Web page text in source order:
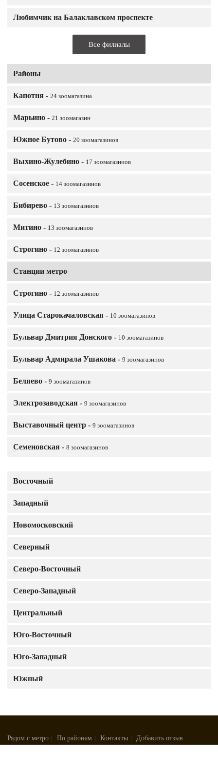
Районы
Капотня - 24 зоомагазина
Марьино - 21 зоомагазин
Южное Бутово - 20 зоомагазинов
Выхино-Жулебино - 17 зоомагазинов
Сосенское - 14 зоомагазинов
Бибирево - 13 зоомагазинов
Митино - 13 зоомагазинов
Строгино - 12 зоомагазинов
Станции метро
Строгино - 12 зоомагазинов
Улица Старокачаловская - 10 зоомагазинов
Бульвар Дмитрия Донского - 10 зоомагазинов
Бульвар Адмирала Ушакова - 9 зоомагазинов
Беляево - 9 зоомагазинов
Электрозаводская - 9 зоомагазинов
Выставочный центр - 9 зоомагазинов
Семеновская - 8 зоомагазинов
Восточный
Западный
Новомосковский
Северный
Северо-Восточный
Северо-Западный
Центральный
Юго-Восточный
Юго-Западный
Южный
Любимчик на Балаклавском проспекте
Все филиалы
Рядом с метро По районам Контакты Добавить отзыв